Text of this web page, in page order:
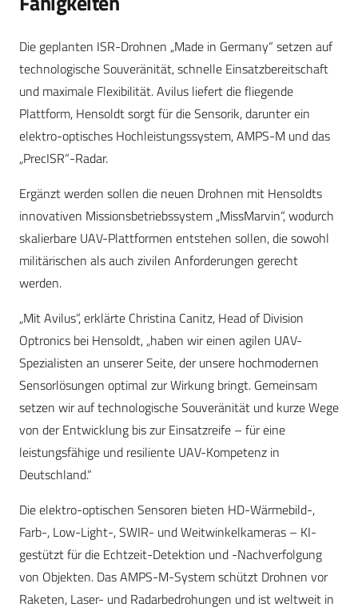
Die geplanten ISR-Drohnen „Made in Germany“ setzen auf
technologische Souveränität, schnelle Einsatzbereitschaft
und maximale Flexibilität. Avilus liefert die fliegende
Plattform, Hensoldt sorgt für die Sensorik, darunter ein
elektro-optisches Hochleistungssystem, AMPS-M und das
„PrecISR“-Radar.
Ergänzt werden sollen die neuen Drohnen mit Hensoldts
innovativen Missionsbetriebssystem „MissMarvin“, wodurch
skalierbare UAV-Plattformen entstehen sollen, die sowohl
militärischen als auch zivilen Anforderungen gerecht
werden.
„Mit Avilus“, erklärte Christina Canitz, Head of Division
Optronics bei Hensoldt, „haben wir einen agilen UAV-
Spezialisten an unserer Seite, der unsere hochmodernen
Sensorlösungen optimal zur Wirkung bringt. Gemeinsam
setzen wir auf technologische Souveränität und kurze Wege
von der Entwicklung bis zur Einsatzreife – für eine
leistungsfähige und resiliente UAV-Kompetenz in
Deutschland.“
Die elektro-optischen Sensoren bieten HD-Wärmebild-,
Farb-, Low-Light-, SWIR- und Weitwinkelkameras – KI-
gestützt für die Echtzeit-Detektion und -Nachverfolgung
von Objekten. Das AMPS-M-System schützt Drohnen vor
Raketen, Laser- und Radarbedrohungen und ist weltweit in